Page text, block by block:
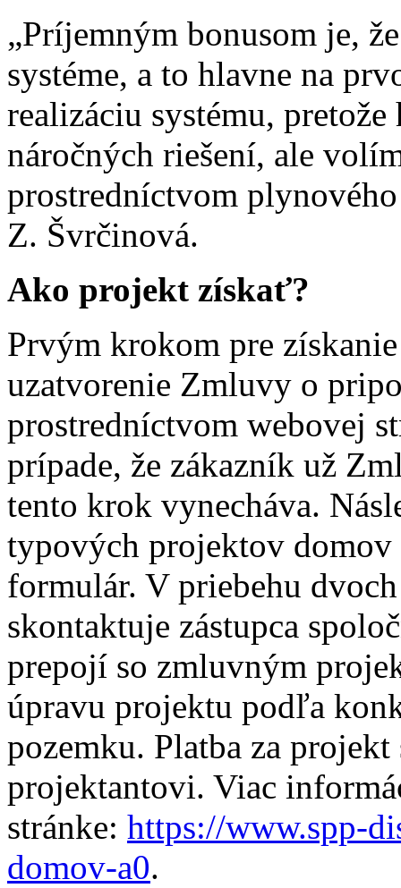
„Príjemným bonusom je,
systéme, a to hlavne na
realizáciu systému,
náročných riešení, ale
prostredníctvom
Z. Švrčinová.
Ako projekt získať?
Prvým krokom pre
uzatvorenie Zmluvy o
prostredníctvom webovej
prípade, že zákazník už
tento krok vynecháva.
typových projektov
formulár. V priebehu
skontaktuje zástupca
prepojí so zmluvným
úpravu projektu podľa
pozemku. Platba za
projektantovi. Viac
stránke: https://www.spp-
domov-a0.